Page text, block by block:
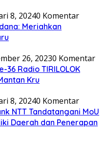
8, 20240 Komentar
Meriahkan
26, 20230 Komentar
36 Radio TIRILOLOK
Kru
8, 20240 Komentar
NTT Tandatangani MoU
Daerah dan Penerapan